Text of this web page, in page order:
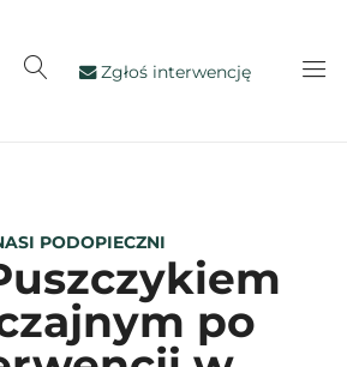
Zgłoś interwencję
PODOPIECZNI
po